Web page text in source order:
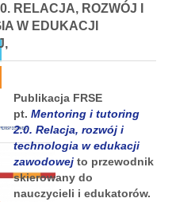
RELACJA, ROZWÓJ I
W EDUKACJI
Publikacja FRSE
pt. Mentoring i tutoring
2.0. Relacja, rozwój i
technologia w edukacji
zawodowej to przewodnik
skierowany do
nauczycieli i edukatorów.